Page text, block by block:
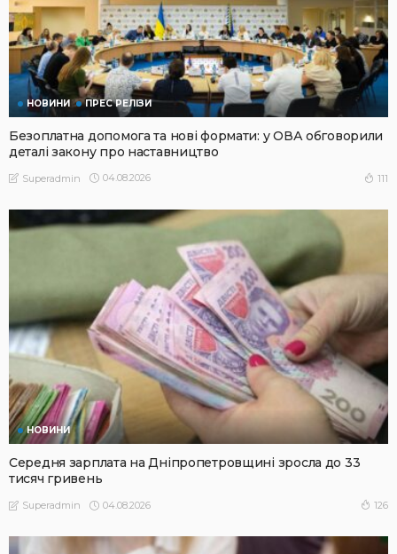
НОВИНИ ПРЕС РЕЛІЗИ
Безоплатна допомога та нові формати: у ОВА обговорили
деталі закону про наставництво
Superadmin 04.08.2026 111
НОВИНИ
Середня зарплата на Дніпропетровщині зросла до 33
тисяч гривень
Superadmin 04.08.2026 126